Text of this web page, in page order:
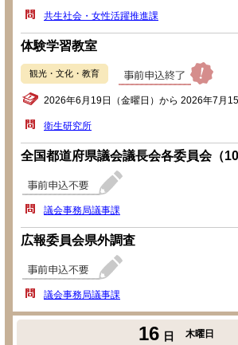
共生社会・女性活躍推進課
体験学習教室
観光・文化・教育
2026年6月19日（金曜日）から 2026年7月
衛生研究所
全国都道府県議会議長会各委員会（
議会事務局議事課
広報委員会県外調査
議会事務局議事課
16 日 木曜日